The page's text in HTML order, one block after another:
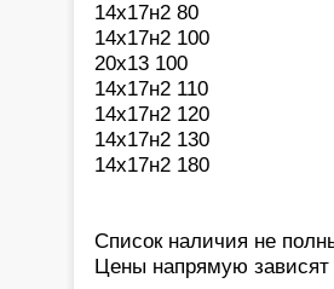
14х17н2 80
14х17н2 100
20х13 100
14х17н2 110
14х17н2 120
14х17н2 130
14х17н2 180
Список наличия не
Цены напрямую зависят